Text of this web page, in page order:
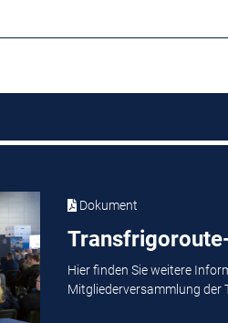
Dokument
Hier finden Sie weitere
Mitgliederversammlung der